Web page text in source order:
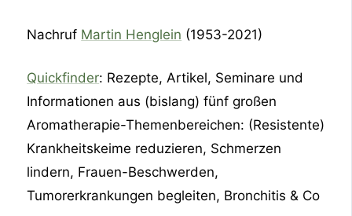
Nachruf Martin Henglein (1953-2021)
Quickfinder: Rezepte, Artikel, Seminare und
Informationen aus (bislang) fünf großen
Aromatherapie-Themenbereichen: (Resistente)
Krankheitskeime reduzieren, Schmerzen
lindern, Frauen-Beschwerden,
Tumorerkrankungen begleiten, Bronchitis & Co